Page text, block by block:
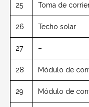
25 Toma de
26 Techo solar
27 –
28 Módulo de
29 Módulo de